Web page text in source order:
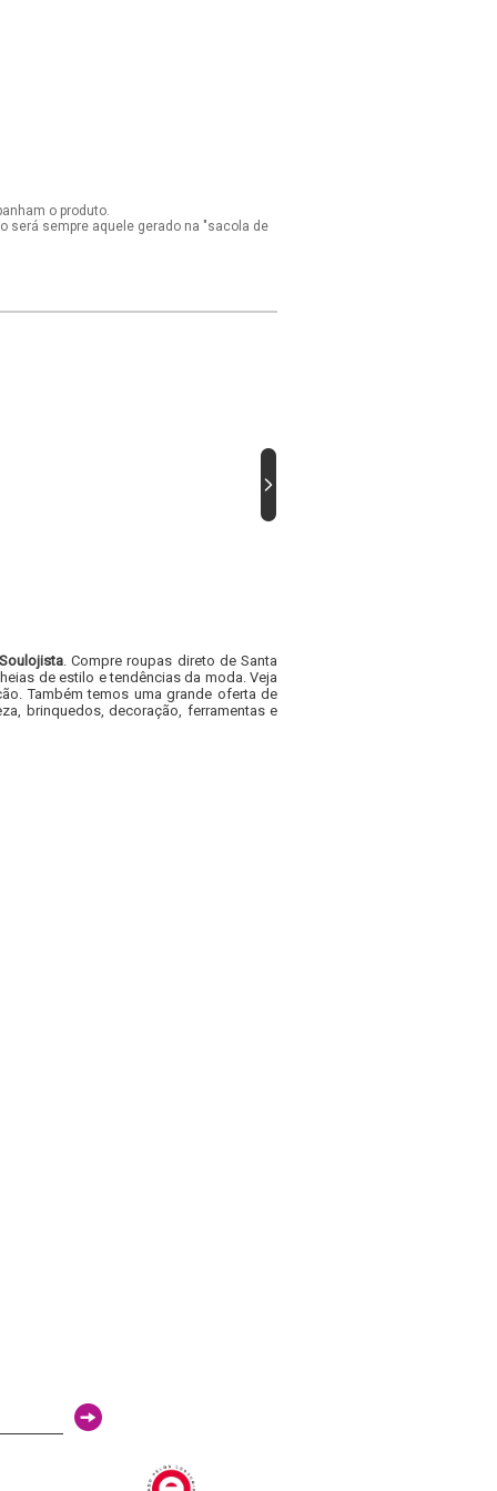
o produto.
será sempre aquele gerado na "sacola de
Soulojista. Compre roupas direto de Santa
de estilo e tendências da moda. Veja
Também temos uma grande oferta de
brinquedos, decoração, ferramentas e